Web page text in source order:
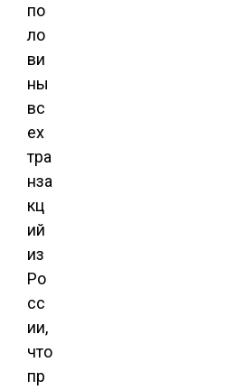
по
ло
ви
ны
вс
ех
тра
нза
кц
ий
из
Ро
сс
ии,
что
пр